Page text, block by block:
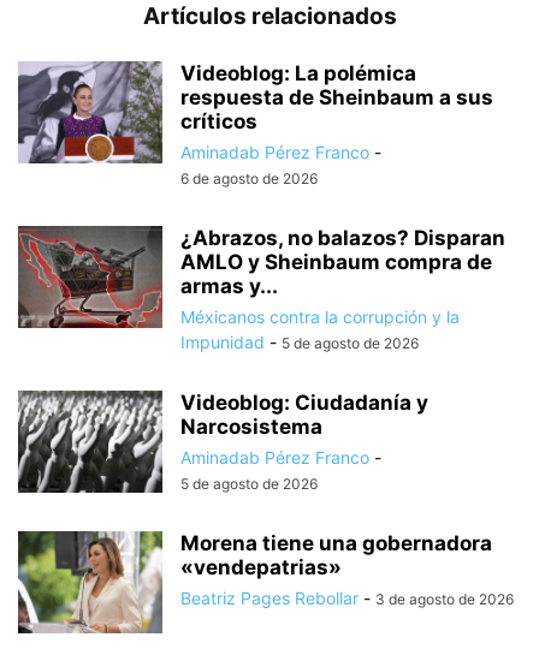
Artículos relacionados
Videoblog: La polémica
respuesta de Sheinbaum a sus
críticos
Aminadab Pérez Franco -
6 de agosto de 2026
¿Abrazos, no balazos? Disparan
AMLO y Sheinbaum compra de
armas y...
Méxicanos contra la corrupción y la
Impunidad - 5 de agosto de 2026
Videoblog: Ciudadanía y
Narcosistema
Aminadab Pérez Franco -
5 de agosto de 2026
Morena tiene una gobernadora
«vendepatrias»
Beatriz Pages Rebollar - 3 de agosto de 2026